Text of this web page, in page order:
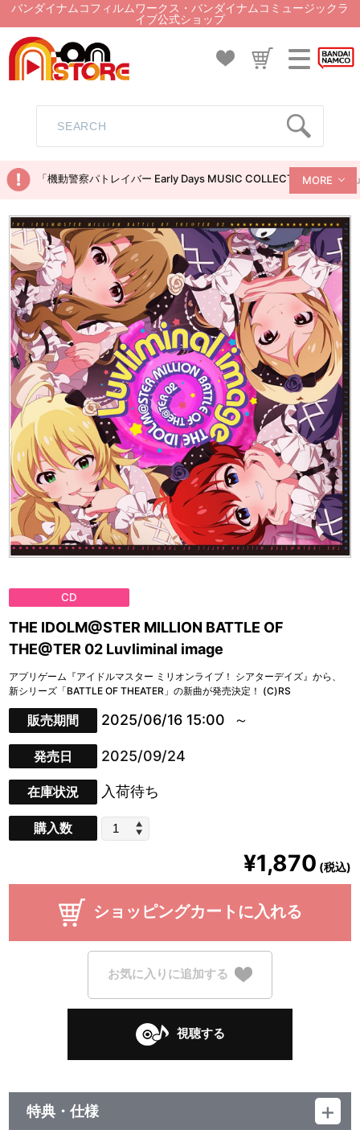
バンダイナムコフィルムワークス・バンダイナムコミュージックラ
イブ公式ショップ
「機動警察パトレイバー Early Days MUSIC COLLECTION CD
MORE
CD
THE IDOLM@STER MILLION BATTLE OF
THE@TER 02 Luvliminal image
アプリゲーム『アイドルマスター ミリオンライブ！ シアターデイズ』から、
新シリーズ「BATTLE OF THEATER」の新曲が発売決定！ (C)RS
販売期間 2025/06/16 15:00
発売日 2025/09/24
在庫状況 入荷待ち
購入数
¥1,870 (税込)
ショッピングカートに入れる
お気に入りに追加する
視聴する
特典・仕様